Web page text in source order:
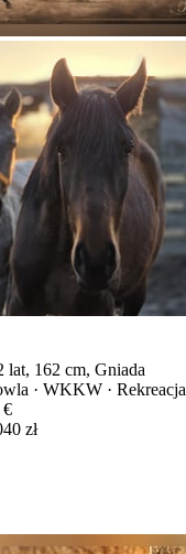
162 cm, Gniada
· WKKW · Rekreacja
€
zł